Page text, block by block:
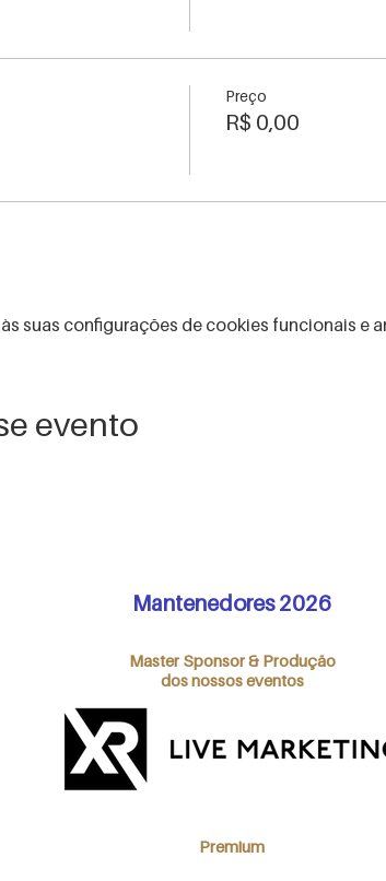
Preço
R$ 0,00
suas configurações de cookies funcionais e
evento
Mantenedores 2026
Master Sponsor & Produção
dos nossos eventos
Premium